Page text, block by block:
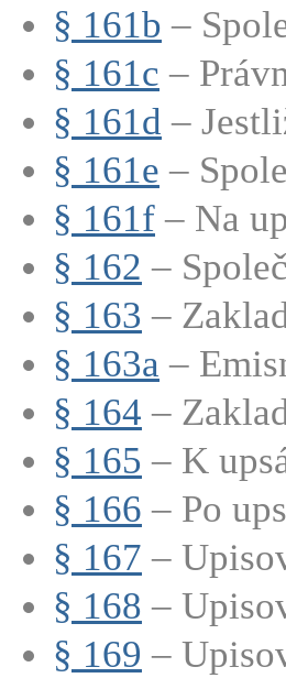
§ 161b –
§ 161c –
§ 161d –
§ 161e –
§ 161f – Na
§ 162 –
§ 163 –
§ 163a –
§ 164 –
§ 165 – K
§ 166 – Po
§ 167 –
§ 168 –
§ 169 –